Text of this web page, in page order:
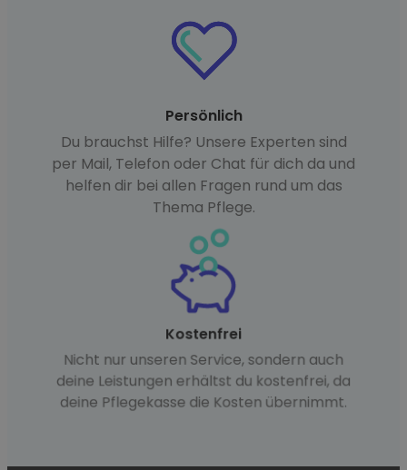
Persönlich
Du brauchst Hilfe? Unsere Experten sind
per Mail, Telefon oder Chat für dich da und
helfen dir bei allen Fragen rund um das
Thema Pflege.
Kostenfrei
Nicht nur unseren Service, sondern auch
deine Leistungen erhältst du kostenfrei, da
deine Pflegekasse die Kosten übernimmt.